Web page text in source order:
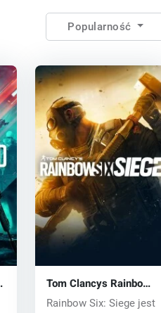
Popularność
Tom Clancys Rainbow
Six Siege (PC) CD key
Rainbow Six: Siege jest